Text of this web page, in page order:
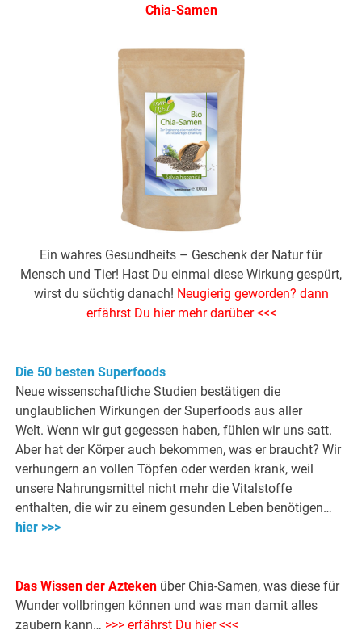
Chia-Samen
Ein wahres Gesundheits – Geschenk der Natur für
Mensch und Tier! Hast Du einmal diese Wirkung gespürt,
wirst du süchtig danach! Neugierig geworden? dann
erfährst Du hier mehr darüber <<<
Die 50 besten Superfoods
Neue wissenschaftliche Studien bestätigen die
unglaublichen Wirkungen der Superfoods aus aller
Welt. Wenn wir gut gegessen haben, fühlen wir uns satt.
Aber hat der Körper auch bekommen, was er braucht? Wir
verhungern an vollen Töpfen oder werden krank, weil
unsere Nahrungsmittel nicht mehr die Vitalstoffe
enthalten, die wir zu einem gesunden Leben benötigen…
hier >>>
Das Wissen der Azteken über Chia-Samen, was diese für
Wunder vollbringen können und was man damit alles
zaubern kann… >>> erfährst Du hier <<<